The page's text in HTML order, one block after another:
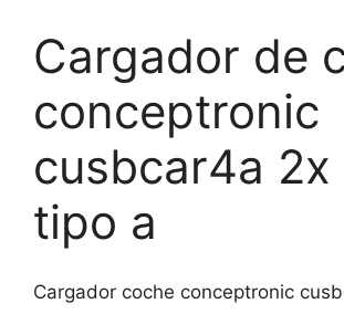
Cargador de
conceptronic
cusbcar4a 2x
tipo a
Cargador coche conceptronic